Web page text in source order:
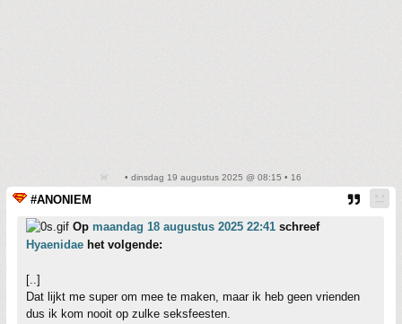
• dinsdag 19 augustus 2025 @ 08:15 • 16
#ANONIEM
Op maandag 18 augustus 2025 22:41 schreef
Hyaenidae het volgende:
[..]
Dat lijkt me super om mee te maken, maar ik heb geen vrienden
dus ik kom nooit op zulke seksfeesten.